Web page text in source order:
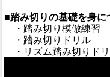
■踏み切りの基礎を身
・踏み切り模倣練習
・踏み切りドリル
・リズム踏み切りド